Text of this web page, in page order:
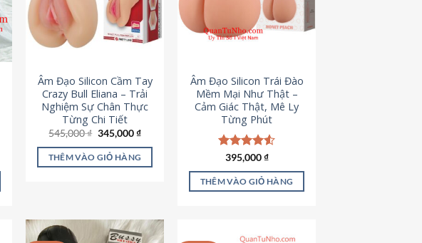
Âm Đạo Silicon Cầm Tay
Crazy Bull Eliana – Trải
Nghiệm Sự Chân Thực
Từng Chi Tiết
545,000₫ Giá
là:
545,000 ₫.
345,000₫Giá
tại
là:
THÊM VÀO GIỎ HÀNG
Âm Đạo Silicon Trái Đào
Mềm Mại Như Thật –
Cảm Giác Thật, Mê Ly
Từng Phút
Được xếp
5 sao
395,000₫
THÊM VÀO GIỎ HÀNG